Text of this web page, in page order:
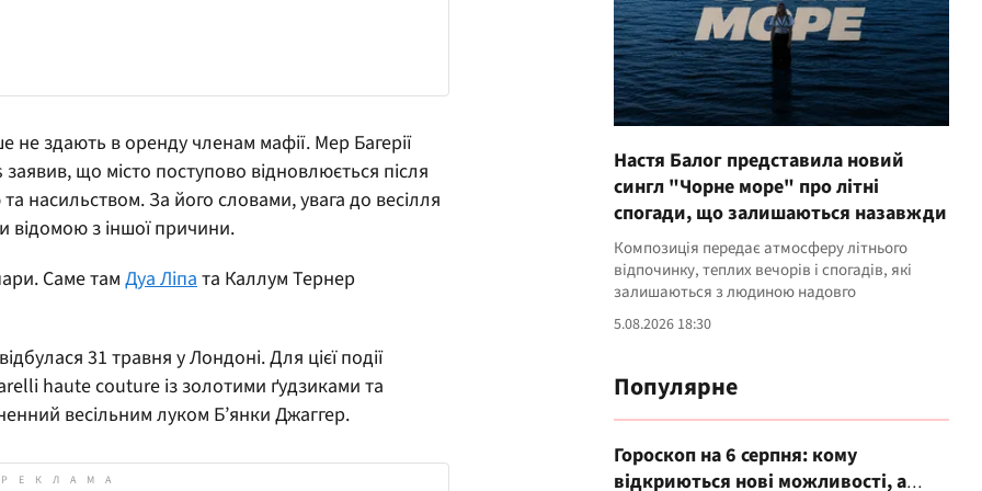
не здають в оренду членам мафії. Мер Багерії
що місто поступово відновлюється після
насильством. За його словами, увага до весілля
відомою з іншої причини.
Саме там Дуа Ліпа та Каллум Тернер
31 травня у Лондоні. Для цієї події
haute couture із золотими ґудзиками та
весільним луком Б’янки Джаггер.
Настя Балог представила новий
сингл "Чорне море" про літні
спогади, що залишаються назавжди
Композиція передає атмосферу літнього
відпочинку, теплих вечорів і спогадів, які
залишаються з людиною надовго
5.08.2026 18:30
Популярне
Гороскоп на 6 серпня: кому
відкриються нові можливості, а